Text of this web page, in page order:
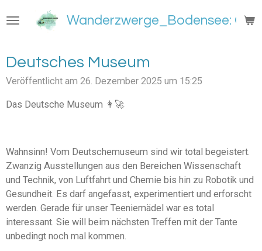
Hauptinhalt
Wanderzwerge_Bodensee:
Deutsches Museum
Veröffentlicht am 26. Dezember 2025 um 15:25
Das Deutsche Museum 👩‍🚀
Wahnsinn! Vom Deutschemuseum sind wir total begeistert.
Zwanzig Ausstellungen aus den Bereichen Wissenschaft
und Technik, von Luftfahrt und Chemie bis hin zu Robotik und
Gesundheit. Es darf angefasst, experimentiert und erforscht
werden. Gerade für unser Teeniemädel war es total
interessant. Sie will beim nächsten Treffen mit der Tante
unbedingt noch mal kommen.